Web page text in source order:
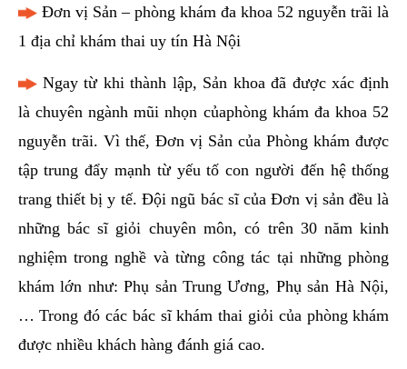
Đơn vị Sản – phòng khám đa khoa 52 nguyễn trãi là
1 địa chỉ khám thai uy tín Hà Nội
Ngay từ khi thành lập, Sản khoa đã được xác định
là chuyên ngành mũi nhọn củaphòng khám đa khoa 52
nguyễn trãi. Vì thế, Đơn vị Sản của Phòng khám được
tập trung đẩy mạnh từ yếu tố con người đến hệ thống
trang thiết bị y tế. Đội ngũ bác sĩ của Đơn vị sản đều là
những bác sĩ giỏi chuyên môn, có trên 30 năm kinh
nghiệm trong nghề và từng công tác tại những phòng
khám lớn như: Phụ sản Trung Ương, Phụ sản Hà Nội,
… Trong đó các bác sĩ khám thai giỏi của phòng khám
được nhiều khách hàng đánh giá cao.